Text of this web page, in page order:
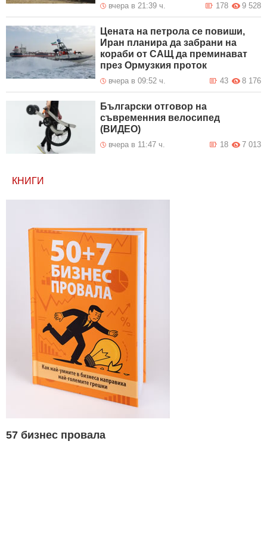
вчера в 21:39 ч. 9 528
178
Цената на петрола се повиши,
Иран планира да забрани на
кораби от САЩ да преминават
през Ормузкия проток
вчера в 09:52 ч. 8 176
43
Български отговор на
съвременния велосипед
(ВИДЕО)
вчера в 11:47 ч. 7 013
18
КНИГИ
57 бизнес провала